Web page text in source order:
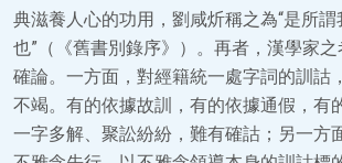
典滋養人心的功用，劉咸炘稱之為“是所
也”（《舊書別錄序》）。再者，漢學家
確論。一方面，對經籍統一處字詞的訓詁
不竭。有的依據故訓，有的依據通假，有
一字多解、聚訟紛紛，難有確詁；另一方